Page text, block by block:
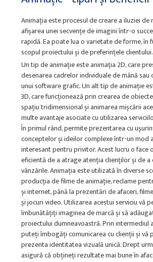
Animația este procesul de creare a iluziei de
afișarea unei secvențe de imagini într-o
rapidă. Ea poate lua o varietate de forme, în
scopul proiectului și de preferințele clientului.
Un tip de animație este animația 2D, care
desenarea cadrelor individuale de mână sau
unui software grafic. Un alt tip de animație
3D, care funcționează prin crearea de
spațiu tridimensional și animarea mișcării
multe avantaje asociate cu utilizarea
În primul rând, permite prezentarea cu
conceptelor și ideilor complexe într-un mod
interesant pentru privitor. Acest lucru o face
eficientă de a atrage atenția clienților și de a
vânzările. Animația este utilizată în diverse
producția de filme de animație, reclame
și internet, până la prezentări de afaceri,
și jocuri video. Utilizarea acestui serviciu vă
îmbunătățiți imaginea de marcă și să
proiectului dumneavoastră. Prin intermediul
puteți îmbogăți comunicarea cu clienții și vă
prezenta identitatea vizuală unică. Drept
asigură că obțineți rezultate mai bune în